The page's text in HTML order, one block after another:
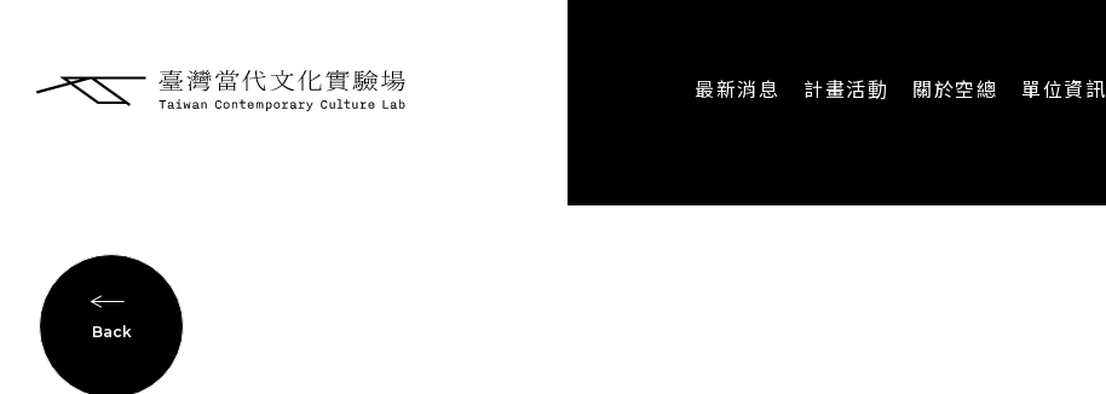
最新消息
即時新聞
計畫活動
主題計畫
關於空總
組織架構
單位資訊
Back